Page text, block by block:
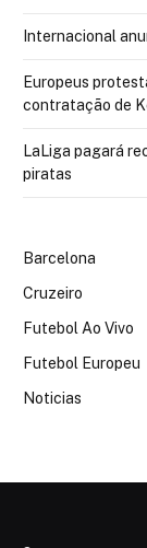
Internacional
Europeus
contratação de
LaLiga pagará
piratas
Barcelona
Cruzeiro
Futebol Ao Vivo
Futebol Europeu
Noticias